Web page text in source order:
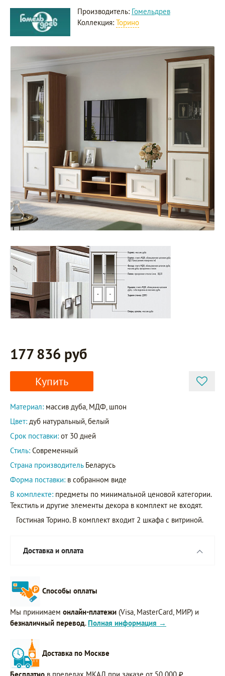
Производитель: Гомельдрев
Коллекция: Торино
177 836 руб
Купить
Материал: массив дуба, МДФ, шпон
Цвет: дуб натуральный, белый
Срок поставки: от 30 дней
Стиль: Современный
Страна производитель Беларусь
Форма поставки: в собранном виде
В комплекте: предметы по минимальной ценовой категории.
Текстиль и другие элементы декора в комплект не входят.
Гостиная Торино. В комплект входит 2 шкафа с витриной.
Доставка и оплата
Способы оплаты
Мы принимаем онлайн-платежи (Visa, MasterCard, МИР) и
безналичный перевод. Полная информация →
Доставка по Москве